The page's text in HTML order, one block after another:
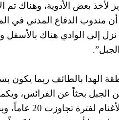
لأخذ بعض الأدوية، وهناك تم
مندوب الدفاع المدني في
إلى الوادي هناك
الهدا بالطائف ربما يكون
الجبل بحثاً عن الفرائس،
وليس مرة واحدة، وهي